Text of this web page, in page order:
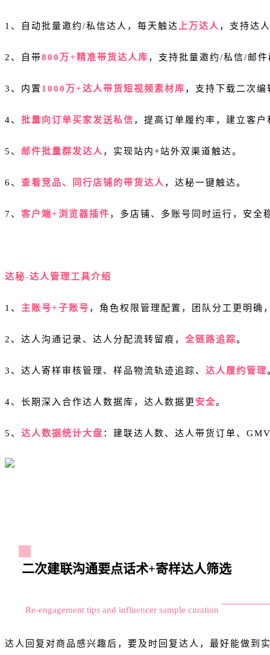
1、自动批量邀约/私信达人，每天触达 上万达人 ，支持达
2、自带800万+精准带货达人库 ，支持批量邀约/私信/邮
3、内置 1000万+达人带货短视频素材库 ，支持下载二次编
4、 批量向订单买家发送私信 ，提高订单履约率，建立客户
5、 邮件批量群发达人 ，实现站内+站外双渠道触达。
6、 查看竞品、同行店铺的带货达人 ，达秘一键触达。
7、 客户端+浏览器插件 ，多店铺、多账号同时运行，安全
达秘-达人管理工具介绍
1、 主账号+子账号 ，角色权限管理配置，团队分工更明确
2、达人沟通记录、达人分配流转留痕， 全链路追踪。
3、达人寄样审核管理、样品物流轨迹追踪、 达人履约管理
4、长期深入合作达人数据库，达人数据更 安全。
5、 达人数据统计大盘 ：建联达人数、达人带货订单、
二次建联沟通要点话术+寄样达人筛选
Re-engagement tips and influencer sample curation
达人回复对商品感兴趣后，要及时回复达人，最好能做到